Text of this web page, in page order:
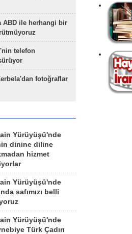
ABD ile herhangi bir
telefon
fotoğraflar
Yürüyüşü'nde
dinine diline
hizmet
Yürüyüşü'nde
safımızı belli
Yürüyüşü'nde
Türk Çadırı